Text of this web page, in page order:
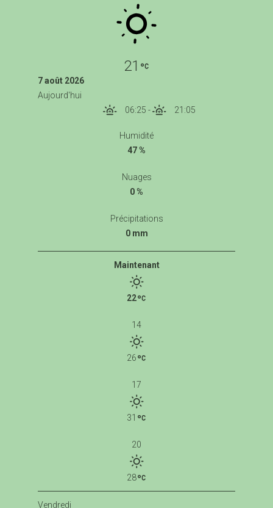
21
7 août 2026
Aujourd'hui
06:25 - 21:05
Humidité
47 %
Nuages
0 %
Précipitations
0 mm
Maintenant
22
14
26
17
31
20
28
Vendredi